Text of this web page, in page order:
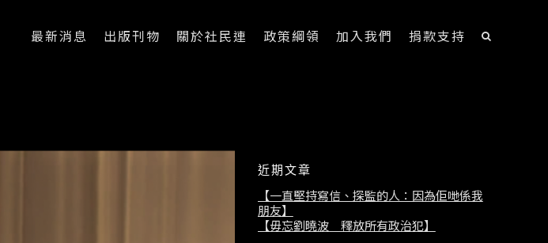
最新消息 出版刊物 關於社民連 政策綱領 加入我們 捐款支持
近期文章
【一直堅持寫信、探監的人：因為佢哋係我
朋友】
【毋忘劉曉波 釋放所有政治犯】